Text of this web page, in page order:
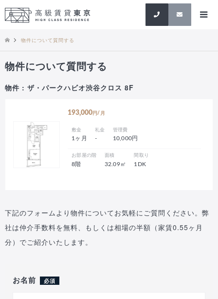
検索
物件について質問する
物件について質問する
物件 : ザ・パークハビオ渋谷クロス 8F
193,000 円/月
敷金
1ヶ月
礼金
-
管理費
10,000円
お部屋の階
8階
面積
32.09㎡
間取り
1DK
下記のフォームより物件についてお気軽にご質問ください。弊
社は仲介手数料を無料、もしくは相場の半額（家賃0.55ヶ月
分）でご紹介いたします。
お名前 必須